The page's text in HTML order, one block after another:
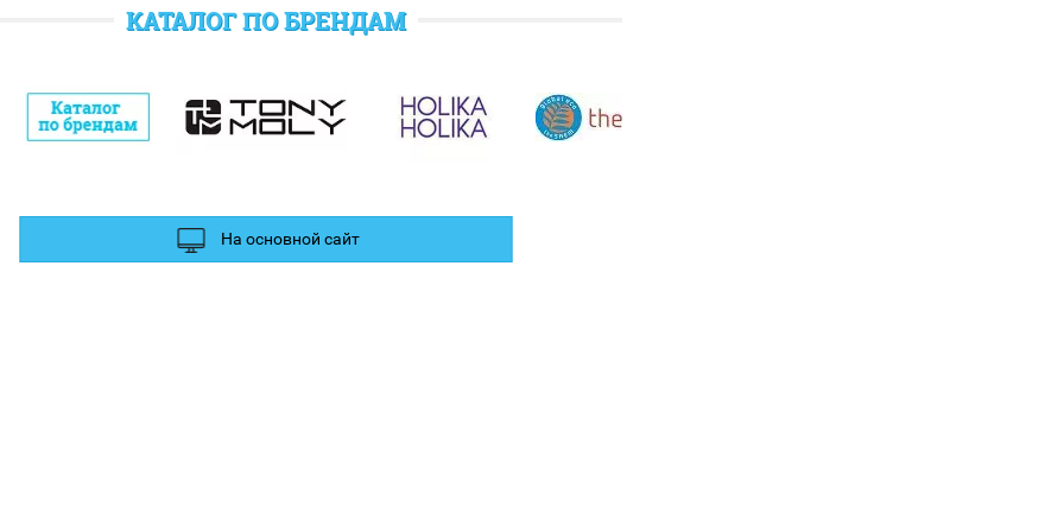
баллы Вы можете получить за отзыв и фотографии в
КАТАЛОГ ПО БРЕНДАМ
На основной сайт